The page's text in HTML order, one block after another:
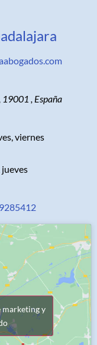
19001 España
viernes
marketing y